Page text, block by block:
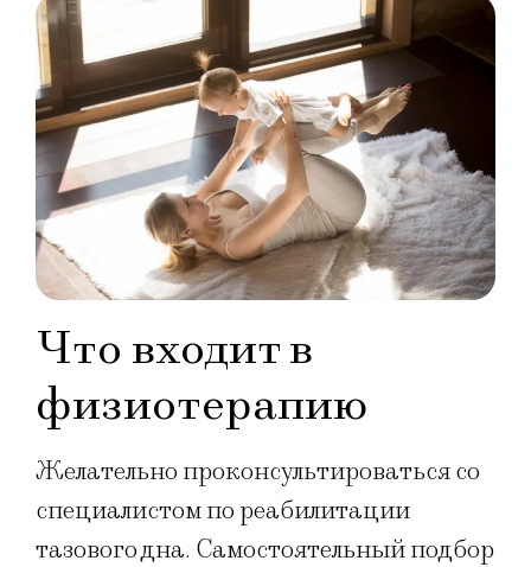
Что входит в
физиотерапию
Желательно проконсультироваться со
специалистом по реабилитации
тазового дна. Самостоятельный подбор